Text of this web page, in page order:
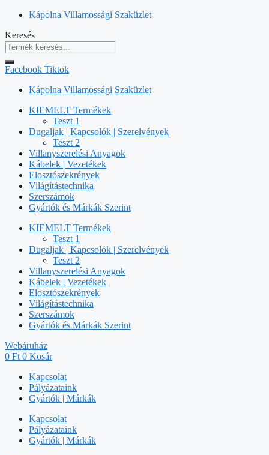
Kilépés
tartalomba
Kápolna Villamossági Szaküzlet
Keresés
Facebook Tiktok
Kápolna Villamossági Szaküzlet
KIEMELT Termékek
Teszt 1
Dugaljak | Kapcsolók | Szerelvények
Teszt 2
Villanyszerelési Anyagok
Kábelek | Vezetékek
Elosztószekrények
Világítástechnika
Szerszámok
Gyártók és Márkák Szerint
KIEMELT Termékek
Teszt 1
Dugaljak | Kapcsolók | Szerelvények
Teszt 2
Villanyszerelési Anyagok
Kábelek | Vezetékek
Elosztószekrények
Világítástechnika
Szerszámok
Gyártók és Márkák Szerint
Webáruház
0 Ft 0 Kosár
Kapcsolat
Pályázataink
Gyártók | Márkák
Kapcsolat
Pályázataink
Gyártók | Márkák